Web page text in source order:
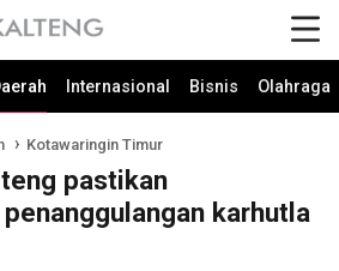
Internasional Bisnis Olahraga
Kotawaringin Timur
pastikan
karhutla